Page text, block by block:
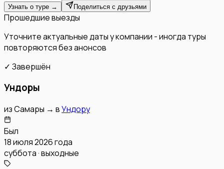
Узнать о туре → Поделиться с друзьями
Прошедшие выезды
Уточните актуальные даты у компании - иногда туры
повторяются без анонсов
✓ Завершён
Ундоры
изСамары → вУндору
Был
18 июля 2026 года
суббота · выходные